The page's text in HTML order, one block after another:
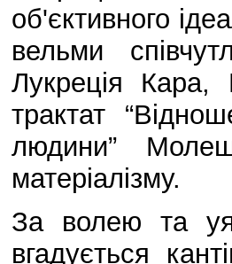
об'єктивного
вельми
Лукреція Кара,
трактат
людини”
матеріалізму.
За волею та
вгадується